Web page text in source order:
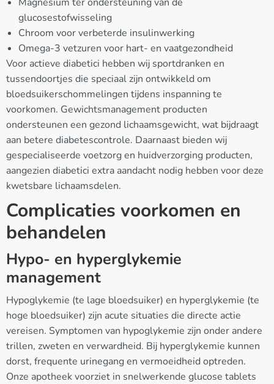
glucosestofwisseling
Chroom voor verbeterde insulinwerking
Omega-3 vetzuren voor hart- en vaatgezondheid
Voor actieve diabetici hebben wij sportdranken en
tussendoortjes die speciaal zijn ontwikkeld om
bloedsuikerschommelingen tijdens inspanning te
voorkomen. Gewichtsmanagement producten
ondersteunen een gezond lichaamsgewicht, wat bijdraagt
aan betere diabetescontrole. Daarnaast bieden wij
gespecialiseerde voetzorg en huidverzorging producten,
aangezien diabetici extra aandacht nodig hebben voor deze
kwetsbare lichaamsdelen.
Complicaties voorkomen en
behandelen
Hypo- en hyperglykemie
management
Hypoglykemie (te lage bloedsuiker) en hyperglykemie (te
hoge bloedsuiker) zijn acute situaties die directe actie
vereisen. Symptomen van hypoglykemie zijn onder andere
trillen, zweten en verwardheid. Bij hyperglykemie kunnen
dorst, frequente urinegang en vermoeidheid optreden.
Onze apotheek voorziet in snelwerkende glucose tablets